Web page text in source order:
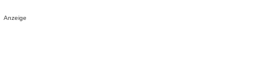
Anzeige